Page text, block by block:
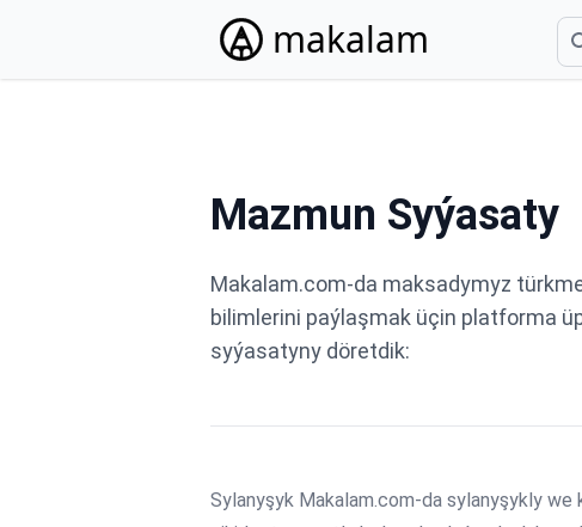
makalam
Mazmun Syýasaty
Makalam.com-da maksadymyz
bilimlerini paýlaşmak üçin platforma
syýasatyny döretdik:
Sylanyşyk Makalam.com-da sylanyşykly we